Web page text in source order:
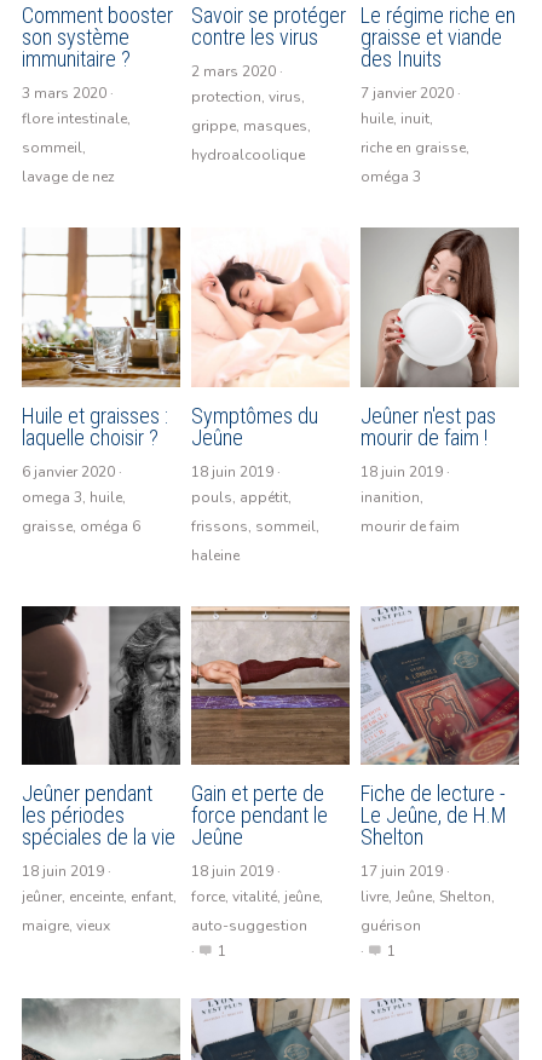
Comment booster
son système
immunitaire ?
3 mars 2020·
flore intestinale,
sommeil,
lavage de nez
Savoir se protéger
contre les virus
2 mars 2020·
protection, virus,
grippe, masques,
hydroalcoolique
Le régime riche en
graisse et viande
des Inuits
7 janvier 2020·
huile, inuit,
riche en graisse,
oméga 3
Huile et graisses :
laquelle choisir ?
6 janvier 2020·
omega 3, huile,
graisse, oméga 6
Symptômes du
Jeûne
18 juin 2019·
pouls, appétit,
frissons, sommeil,
haleine
Jeûner n'est pas
mourir de faim !
18 juin 2019·
inanition,
mourir de faim
Jeûner pendant
les périodes
spéciales de la vie
18 juin 2019·
jeûner, enceinte, enfant,
maigre, vieux
Gain et perte de
force pendant le
Jeûne
18 juin 2019·
force, vitalité, jeûne,
auto-suggestion
·
1
Fiche de lecture -
Le Jeûne, de H.M
Shelton
17 juin 2019·
livre, Jeûne, Shelton,
guérison
·
1